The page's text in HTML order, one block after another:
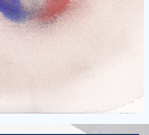
ou du moins qu'il peut nous
pour continuer à résister.